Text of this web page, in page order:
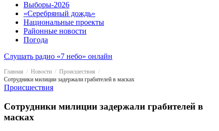
Выборы-2026
«Серебряный дождь»
Национальные проекты
Районные новости
Погода
Слушать радио «7 небо» онлайн
Главная Новости
Происшествия
Сотрудники милиции задержали грабителей в масках
Происшествия
Сотрудники милиции задержали грабителей в
масках